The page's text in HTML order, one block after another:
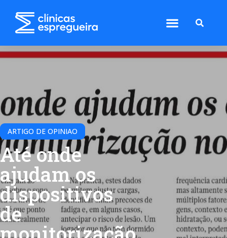
ARTIGO DE OPINIAO
Até onde
ajudam os
dispositivos
de